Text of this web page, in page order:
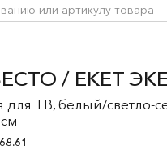
/ EKET
для ТВ, белый/светло-